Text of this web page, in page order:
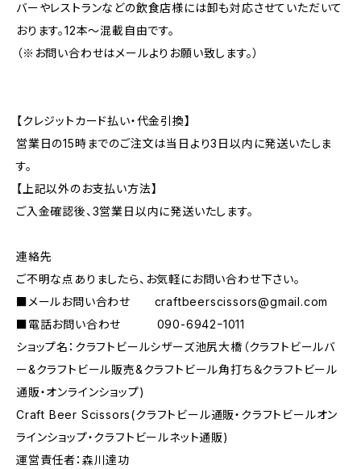
バーやレストランなどの飲食店様には卸も対応させていただいて
おります。12本～混載自由です。
（※お問い合わせはメールよりお願い致します。）
【クレジットカード払い・代金引換】
営業日の15時までのご注文は当日より3日以内に発送いたしま
す。
【上記以外のお支払い方法】
ご入金確認後、3営業日以内に発送いたします。
連絡先
ご不明な点ありましたら、お気軽にお問い合わせ下さい。
■メールお問い合わせ craftbeerscissors@gmail.com
■電話お問い合わせ 090-6942ｰ1011
ショップ名：クラフトビールシザーズ池尻大橋（クラフトビールバ
ー&クラフトビール販売&クラフトビール角打ち＆クラフトビール
通販・オンラインショップ)
Craft Beer Scissors(クラフトビール通販・クラフトビールオン
ラインショップ・クラフトビールネット通販)
運営責任者：森川達功